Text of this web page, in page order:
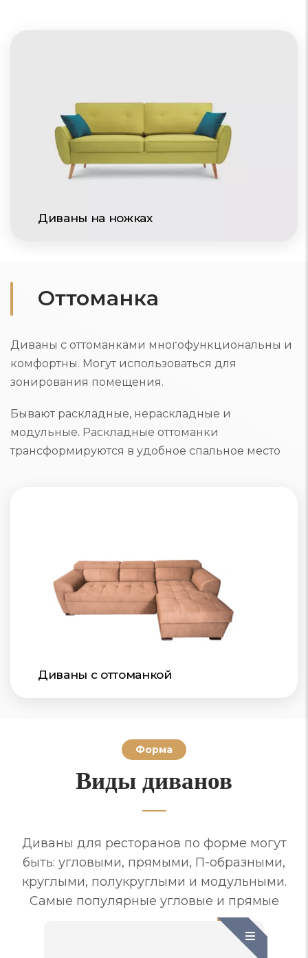
Диваны на ножках
Оттоманка
Диваны с оттоманками многофункциональны и
комфортны. Могут использоваться для
зонирования помещения.
Бывают раскладные, нераскладные и
модульные. Раскладные оттоманки
трансформируются в удобное спальное место
Диваны с оттоманкой
Форма
Виды диванов
Диваны для ресторанов по форме могут
быть: угловыми, прямыми, П-образными,
круглыми, полукруглыми и модульными.
Самые популярные угловые и прямые